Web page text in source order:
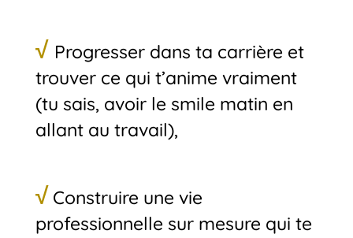
√ Progresser dans ta carrière et
trouver ce qui t’anime vraiment
(tu sais, avoir le smile matin en
allant au travail),
√Construire une vie
professionnelle sur mesure qui te